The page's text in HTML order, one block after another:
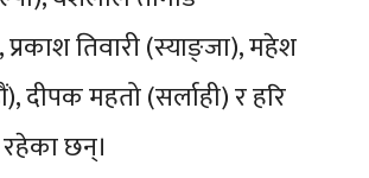
तिवारी (स्याङ्जा), महेश
दीपक महतो (सर्लाही) र हरि
छन्।